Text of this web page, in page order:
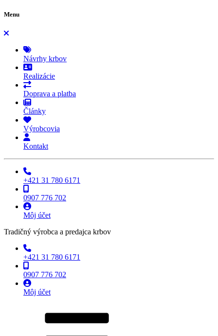
Menu
Návrhy krbov
Realizácie
Doprava a platba
Články
Výrobcovia
Kontakt
+421 31 780 6171
0907 776 702
Môj účet
Tradičný výrobca a predajca krbov
+421 31 780 6171
0907 776 702
Môj účet